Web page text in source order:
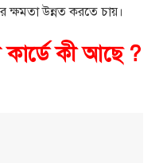
ক্ষমতা উন্নত করতে চায়।
কার্ডে কী আছে ?